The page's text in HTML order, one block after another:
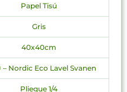
Papel Tisú
Gris
40x40cm
– Nordic Eco Lavel Svanen
Pliegue 1/4